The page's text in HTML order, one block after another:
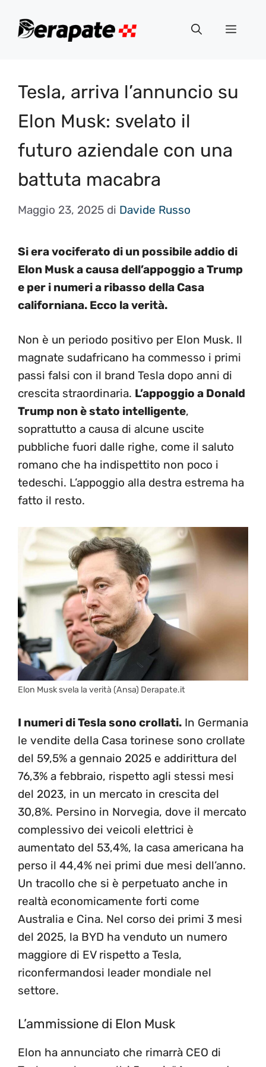
Menu
Tesla, arriva l’annuncio su
Elon Musk: svelato il
futuro aziendale con una
battuta macabra
Maggio 23, 2025 di Davide Russo
Si era vociferato di un possibile addio di
Elon Musk a causa dell’appoggio a Trump
e per i numeri a ribasso della Casa
californiana. Ecco la verità.
Non è un periodo positivo per Elon Musk. Il
magnate sudafricano ha commesso i primi
passi falsi con il brand Tesla dopo anni di
crescita straordinaria. L’appoggio a Donald
Trump non è stato intelligente,
soprattutto a causa di alcune uscite
pubbliche fuori dalle righe, come il saluto
romano che ha indispettito non poco i
tedeschi. L’appoggio alla destra estrema ha
fatto il resto.
Elon Musk svela la verità (Ansa) Derapate.it
I numeri di Tesla sono crollati. In Germania
le vendite della Casa torinese sono crollate
del 59,5% a gennaio 2025 e addirittura del
76,3% a febbraio, rispetto agli stessi mesi
del 2023, in un mercato in crescita del
30,8%. Persino in Norvegia, dove il mercato
complessivo dei veicoli elettrici è
aumentato del 53,4%, la casa americana ha
perso il 44,4% nei primi due mesi dell’anno.
Un tracollo che si è perpetuato anche in
realtà economicamente forti come
Australia e Cina. Nel corso dei primi 3 mesi
del 2025, la BYD ha venduto un numero
maggiore di EV rispetto a Tesla,
riconfermandosi leader mondiale nel
settore.
L’ammissione di Elon Musk
Elon ha annunciato che rimarrà CEO di